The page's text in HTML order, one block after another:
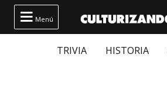
 Menú
TRIVIA HISTORIA